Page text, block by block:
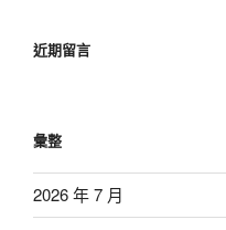
近期留言
彙整
2026 年 7 月